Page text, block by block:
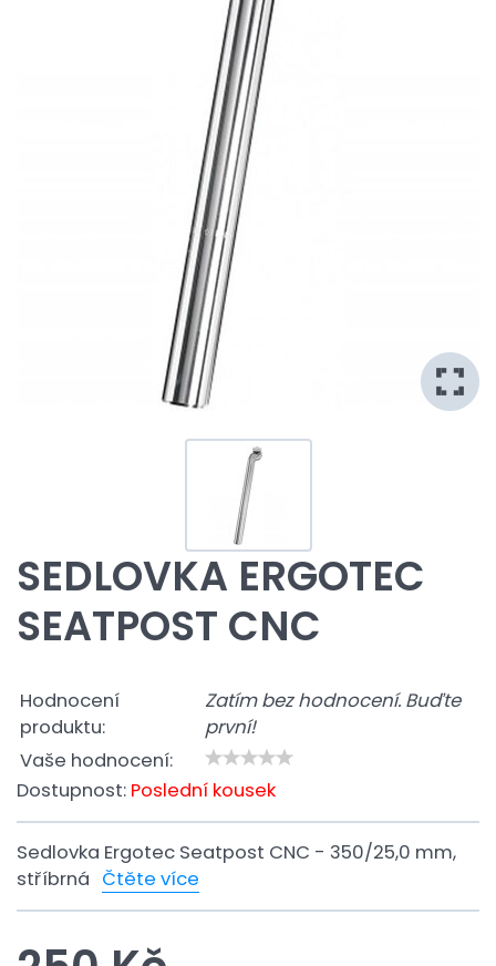
SEDLOVKA ERGOTEC
SEATPOST CNC
Hodnocení
produktu:
Zatím bez hodnocení. Buďte
první!
Vaše hodnocení:
Dostupnost: Poslední kousek
Sedlovka Ergotec Seatpost CNC - 350/25,0 mm,
stříbrná Čtěte více